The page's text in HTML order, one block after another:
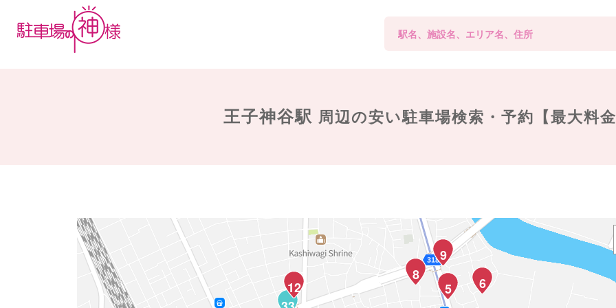
王子神谷駅 周辺の安い駐車場検索・予約【最大料
12
9
8
6
5